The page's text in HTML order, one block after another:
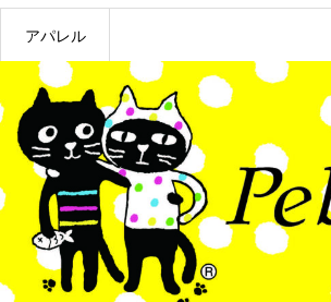
ホーム
KIRAKIRA GOLF FESTIVAL
イベント案内
CONCEPT
イベントコンセプト
TICKET
前売り・当日チケット
アパレル